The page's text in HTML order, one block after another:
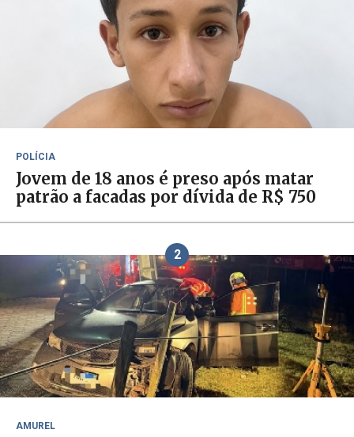
POLÍCIA
Jovem de 18 anos é preso após matar
patrão a facadas por dívida de R$ 750
2
AMUREL